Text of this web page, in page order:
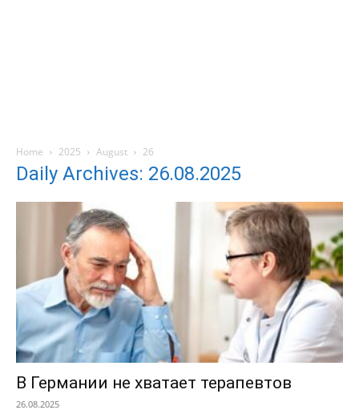
Home 2025 August 26
Daily Archives: 26.08.2025
В Германии не хватает терапевтов
26.08.2025